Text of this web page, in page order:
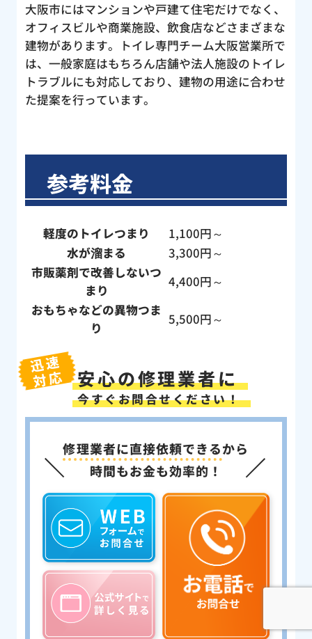
大阪市にはマンションや戸建て住宅だけでなく、
オフィスビルや商業施設、飲食店などさまざまな
建物があります。トイレ専門チーム大阪営業所で
は、一般家庭はもちろん店舗や法人施設のトイレ
トラブルにも対応しており、建物の用途に合わせ
た提案を行っています。
参考料金
軽度のトイレつまり
1,100円～
水が溜まる
3,300円～
市販薬剤で改善しないつ
まり
4,400円～
おもちゃなどの異物つま
り
5,500円～
迅速
対応 安心の修理業者に
今すぐお問合せください！
修理業者に直接依頼できるから
時間もお金も効率的！